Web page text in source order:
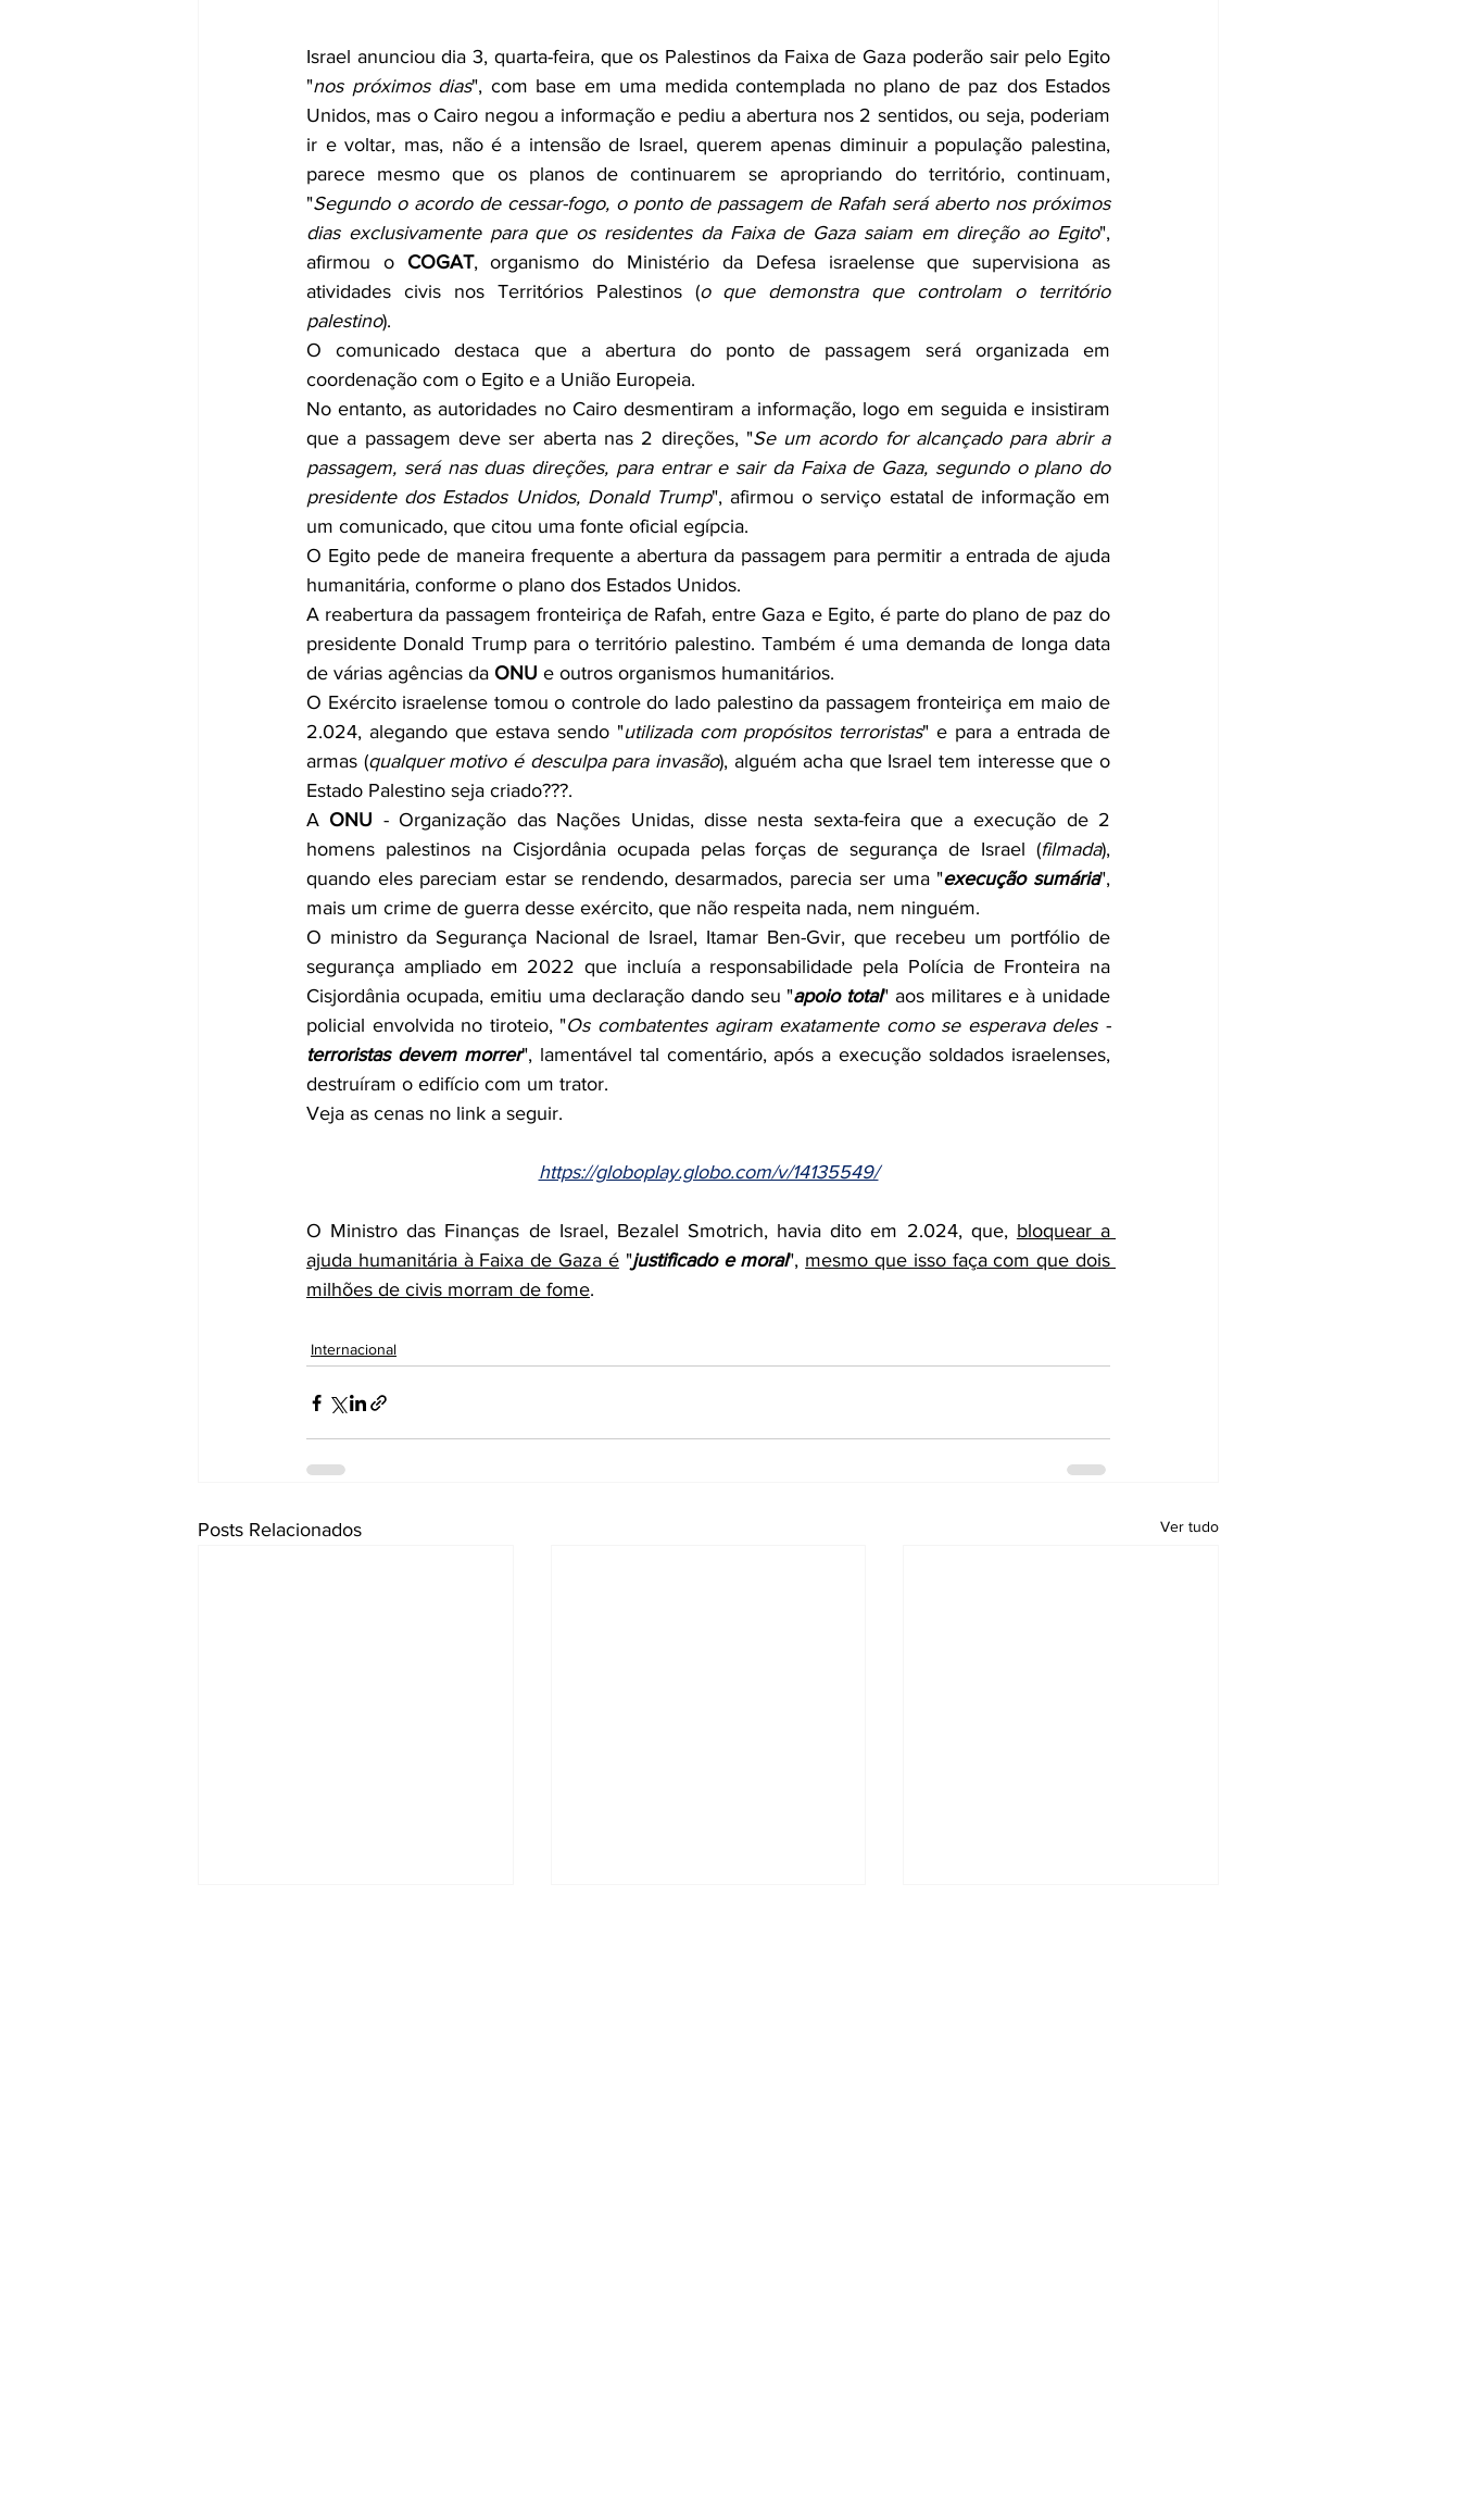
Israel anunciou dia 3, quarta-feira, que os Palestinos da Faixa de Gaza poderão sair pelo Egito
"nos próximos dias", com base em uma medida contemplada no plano de paz dos Estados
Unidos, mas o Cairo negou a informação e pediu a abertura nos 2 sentidos, ou seja, poderiam
ir e voltar, mas, não é a intensão de Israel, querem apenas diminuir a população palestina,
parece mesmo que os planos de continuarem se apropriando do território, continuam,
"Segundo o acordo de cessar-fogo, o ponto de passagem de Rafah será aberto nos próximos
dias exclusivamente para que os residentes da Faixa de Gaza saiam em direção ao Egito",
afirmou o COGAT, organismo do Ministério da Defesa israelense que supervisiona as
atividades civis nos Territórios Palestinos (o que demonstra que controlam o território
palestino).
O comunicado destaca que a abertura do ponto de passagem será organizada em
coordenação com o Egito e a União Europeia.
No entanto, as autoridades no Cairo desmentiram a informação, logo em seguida e insistiram
que a passagem deve ser aberta nas 2 direções, "Se um acordo for alcançado para abrir a
passagem, será nas duas direções, para entrar e sair da Faixa de Gaza, segundo o plano do
presidente dos Estados Unidos, Donald Trump", afirmou o serviço estatal de informação em
um comunicado, que citou uma fonte oficial egípcia.
O Egito pede de maneira frequente a abertura da passagem para permitir a entrada de ajuda
humanitária, conforme o plano dos Estados Unidos.
A reabertura da passagem fronteiriça de Rafah, entre Gaza e Egito, é parte do plano de paz do
presidente Donald Trump para o território palestino. Também é uma demanda de longa data
de várias agências da ONU e outros organismos humanitários.
O Exército israelense tomou o controle do lado palestino da passagem fronteiriça em maio de
2.024, alegando que estava sendo "utilizada com propósitos terroristas" e para a entrada de
armas (qualquer motivo é desculpa para invasão), alguém acha que Israel tem interesse que o
Estado Palestino seja criado???.
A ONU - Organização das Nações Unidas, disse nesta sexta-feira que a execução de 2
homens palestinos na Cisjordânia ocupada pelas forças de segurança de Israel (filmada),
quando eles pareciam estar se rendendo, desarmados, parecia ser uma "execução sumária",
mais um crime de guerra desse exército, que não respeita nada, nem ninguém.
O ministro da Segurança Nacional de Israel, Itamar Ben-Gvir, que recebeu um portfólio de
segurança ampliado em 2022 que incluía a responsabilidade pela Polícia de Fronteira na
Cisjordânia ocupada, emitiu uma declaração dando seu "apoio total" aos militares e à unidade
policial envolvida no tiroteio, "
Os combatentes agiram exatamente como se esperava deles -
terroristas devem morrer", lamentável tal comentário, após a execução soldados israelenses,
destruíram o edifício com um trator.
Veja as cenas no link a seguir.
https://globoplay.globo.com/v/14135549/
O Ministro das Finanças de Israel, Bezalel Smotrich, havia dito em 2.024, que, bloquear a
ajuda humanitária à Faixa de Gaza é "justificado e moral", mesmo que isso faça com que dois
milhões de civis morram de fome.
Internacional
Posts Relacionados Ver tudo